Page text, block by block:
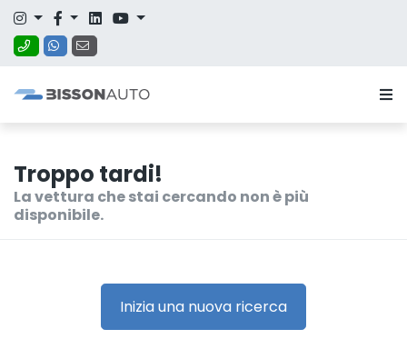
Troppo tardi!
La vettura che stai cercando non è più
disponibile.
Inizia una nuova ricerca